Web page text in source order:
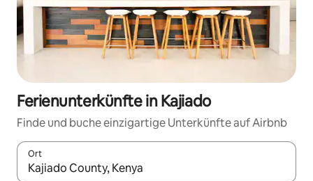
Ferienunterkünfte in Kajiado
Finde und buche einzigartige Unterkünfte auf Airbnb
Ort
Wenn Ergebnisse verfügbar sind, navigiere mit den